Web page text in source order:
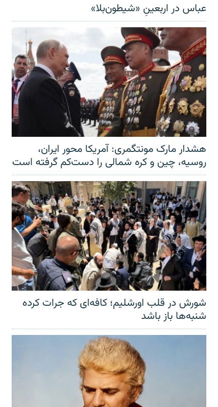
عباس در اربعینِ «شیطون‌بلا»
هشدار مارک مونتگمری: آمریکا محور ایران،
روسیه، چین و کره شمالی را دست‌کم گرفته است
شورش در قلب اورشلیم؛ کافه‌ای که جرات کرده
شنبه‌ها باز باشد